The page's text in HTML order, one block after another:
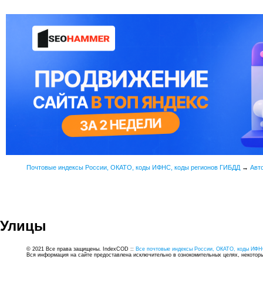
Почтовые индексы России, ОКАТО, коды ИФНС, коды регионов ГИБДД →
Улицы
© 2021 Все права защищены. IndexCOD :: Все почтовые индексы России, ОКАТО, коды
Вся информация на сайте предоставлена исключительно в ознокомительных целях,